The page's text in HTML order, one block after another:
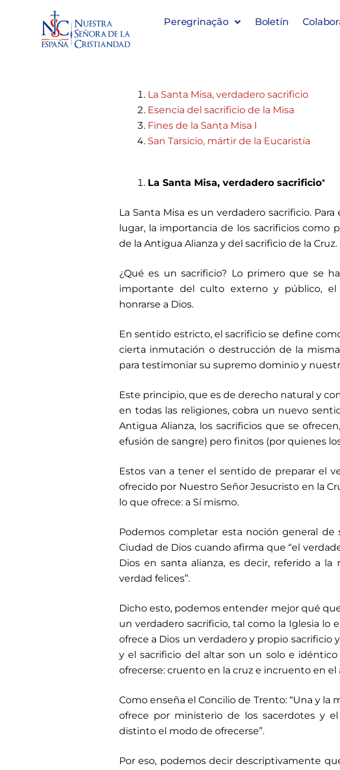
Peregrinação Boletín
Sábado 27 de julio. Santa María en
Resumen de las catequesis del Libro del Peregrino 2024
La Santa Misa, verdadero sacrificio
Esencia del sacrificio de la Misa
Fines de la Santa Misa I
San Tarsicio, mártir de la Eucaristía
La Santa Misa, verdadero sacrificio*
La Santa Misa es un verdadero sacrificio.
lugar, la importancia de los sacrificios como
de la Antigua Alianza y del sacrificio de la Cruz.
¿Qué es un sacrificio? Lo primero que se
importante del culto externo y público,
honrarse a Dios.
En sentido estricto, el sacrificio se define
cierta inmutación o destrucción de la
para testimoniar su supremo dominio y
Este principio, que es de derecho natural y
en todas las religiones, cobra un nuevo
Antigua Alianza, los sacrificios que se
efusión de sangre) pero finitos (por quienes
Estos van a tener el sentido de preparar el
ofrecido por Nuestro Señor Jesucristo en la
lo que ofrece: a Sí mismo.
Podemos completar esta noción general
Ciudad de Dios cuando afirma que “el
Dios en santa alianza, es decir, referido a
verdad felices”.
Dicho esto, podemos entender mejor qué
un verdadero sacrificio, tal como la Iglesia lo
ofrece a Dios un verdadero y propio sacrificio
y el sacrificio del altar son un solo e
ofrecerse: cruento en la cruz e incruento en el
Como enseña el Concilio de Trento: “Una y
ofrece por ministerio de los sacerdotes y
distinto el modo de ofrecerse”.
Por eso, podemos decir descriptivamente